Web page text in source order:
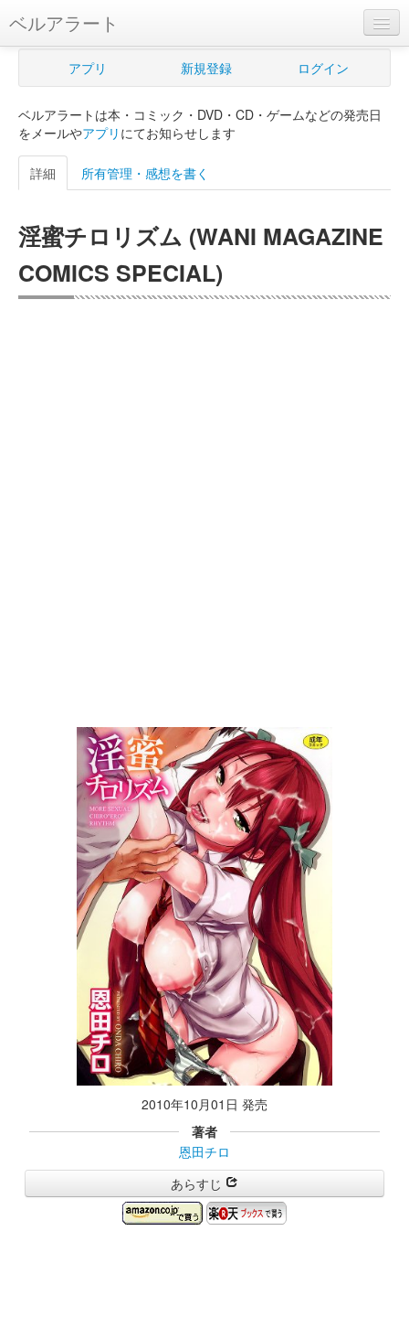
ベルアラート
ベルアラートとは
新規登録
ログイン
購入管理
Myシェルフ
アプリ 新規登録 ログイン
ベルアラートは本・コミック・DVD・CD・ゲームなどの発売日
をメールやアプリ にてお知らせします
詳細 所有管理・感想を書く
淫蜜チロリズム (WANI MAGAZINE
COMICS SPECIAL)
2010年10月01日 発売
著者
恩田チロ
あらすじ